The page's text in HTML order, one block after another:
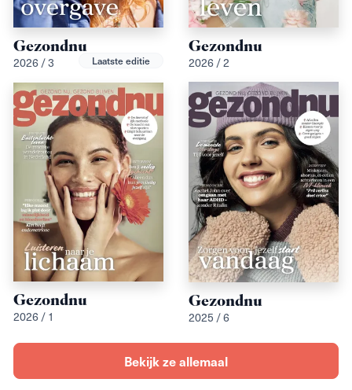
Gezondnu
2026 / 3 Laatste editie
Gezondnu
2026 / 2
Gezondnu
2026 / 1
Gezondnu
2025 / 6
Bekijk ze allemaal